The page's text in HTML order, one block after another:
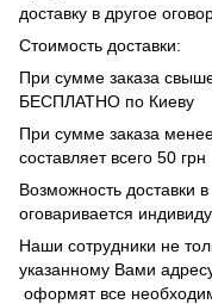
доставку в другое
Стоимость доставки:
При сумме заказа
БЕСПЛАТНО по Киеву
При сумме заказа
составляет всего 50 грн
Возможность доставки
оговаривается
Наши сотрудники не
указанному Вами
оформят все